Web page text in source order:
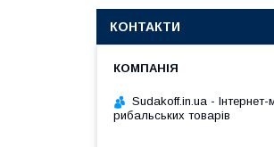
КОНТАКТИ
Sudakoff.in.ua - Інтернет-
рибальських товарів